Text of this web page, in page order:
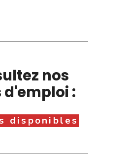
nos
d'emploi :
disponibles